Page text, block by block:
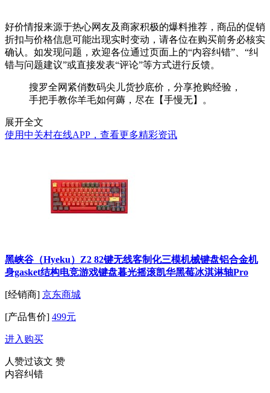
好价情报来源于热心网友及商家积极的爆料推荐，商品的促销
折扣与价格信息可能出现实时变动，请各位在购买前务必核实
确认。如发现问题，欢迎各位通过页面上的“内容纠错”、“纠
错与问题建议”或直接发表“评论”等方式进行反馈。
搜罗全网紧俏数码尖儿货抄底价，分享抢购经验，
手把手教你羊毛如何薅，尽在【手慢无】。
展开全文
使用中关村在线APP，查看更多精彩资讯
黑峡谷（Hyeku）Z2 82键无线客制化三模机械键盘铝合金机
身gasket结构电竞游戏键盘暮光摇滚凯华黑莓冰淇淋轴Pro
[经销商] 京东商城
[产品售价] 499元
进入购买
人赞过该文 赞
内容纠错